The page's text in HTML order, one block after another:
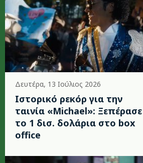
Δευτέρα, 13 Ιούλιος 2026
Ιστορικό ρεκόρ για την
ταινία «Michael»: Ξεπέρασε
το 1 δισ. δολάρια στο box
office